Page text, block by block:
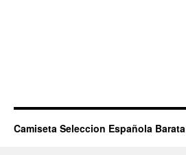
Camiseta Seleccion Española Barata